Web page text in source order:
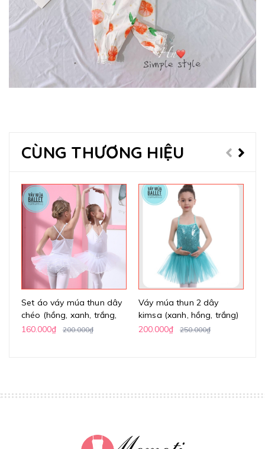
CÙNG THƯƠNG HIỆU
Set áo váy múa thun dây
chéo (hồng, xanh, trắng,
vàng)
160.000₫ 200.000₫
Váy múa thun 2 dây
kimsa (xanh, hồng, trắng)
200.000₫
250.000₫